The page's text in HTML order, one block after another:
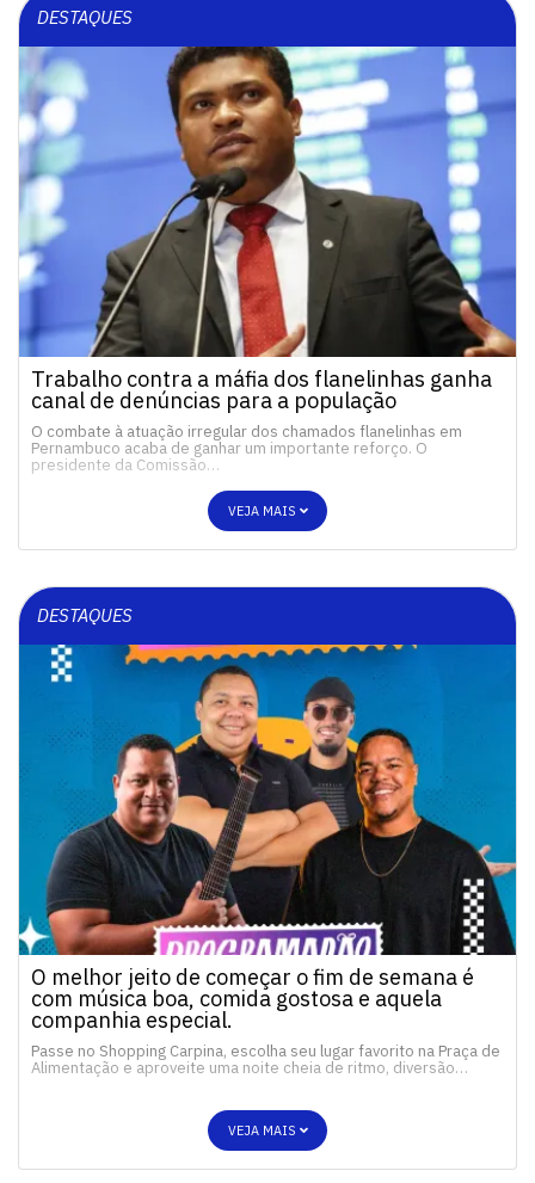
DESTAQUES
Trabalho contra a máfia dos flanelinhas ganha
canal de denúncias para a população
O combate à atuação irregular dos chamados flanelinhas em
Pernambuco acaba de ganhar um importante reforço. O
presidente da Comissão…
VEJA MAIS
DESTAQUES
O melhor jeito de começar o fim de semana é
com música boa, comida gostosa e aquela
companhia especial.
Passe no Shopping Carpina, escolha seu lugar favorito na Praça de
Alimentação e aproveite uma noite cheia de ritmo, diversão…
VEJA MAIS